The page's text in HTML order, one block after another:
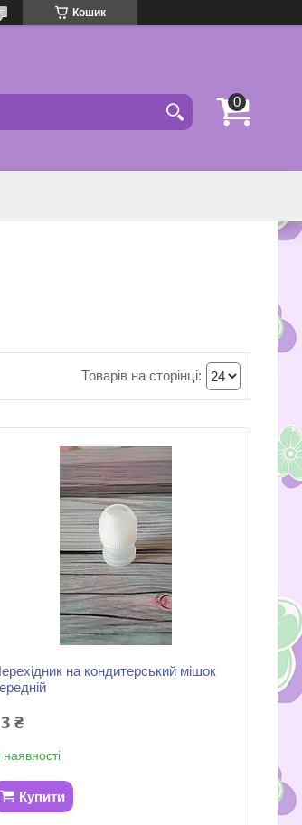
Кошик
на кондитерський мішок
₴
наявності
Купити